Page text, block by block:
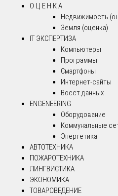
О Ц Е Н К А
Недвижимость
Земля (оценка)
IT ЭКСПЕРТИЗА
Компьютеры
Программы
Смартфоны
Интернет-сайты
Восст.данных
ENGENEERING
Оборудование
Коммунальные
Энергетика
АВТОТЕХНИКА
ПОЖАРОТЕХНИКА
ЛИНГВИСТИКА
ЭКОНОМИКА
ТОВАРОВЕДЕНИЕ